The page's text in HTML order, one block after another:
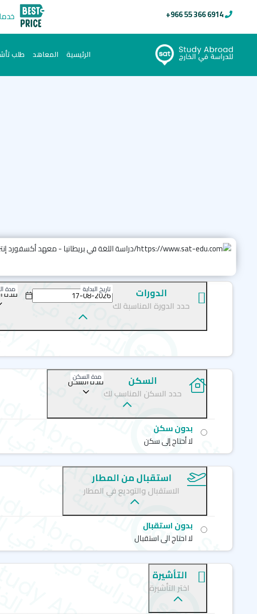
+966 55 366 6914
الرئيسية(current) المعاهد طلب
الدورات
حدد الدورة المناسبة لك
تاريخ البداية مدة
مدة
السكن
حدد السكن المناسب لك
مدة السكن
مدة السكن
بدون سكن
لا أحتاج إلى سكن
استقبال من المطار
الاستقبال والتوديع في المطار
بدون استقبال
لا احتاج الى استقبال
التأشيرة
اختر التأشيرة